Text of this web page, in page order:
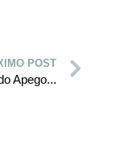
POST
Apego...